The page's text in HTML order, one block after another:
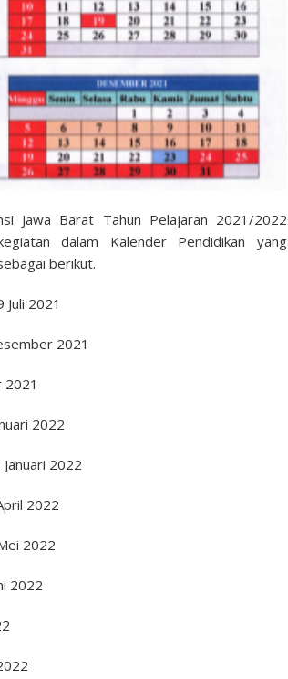
Jawa Barat Tahun Pelajaran 2021/2022
dalam Kalender Pendidikan yang
berikut.
2021
2021
2022
2022
2022
2022
2022